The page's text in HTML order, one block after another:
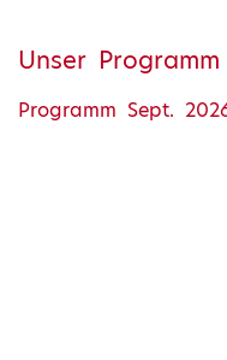
Unser
Programm Sept.